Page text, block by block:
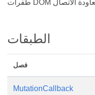
الطبقات
فصل
MutationCallback